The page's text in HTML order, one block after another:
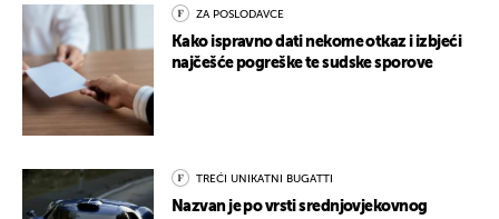
ZA POSLODAVCE
Kako ispravno dati nekome otkaz i izbjeći
najčešće pogreške te sudske sporove
TREĆI UNIKATNI BUGATTI
Nazvan je po vrsti srednjovjekovnog